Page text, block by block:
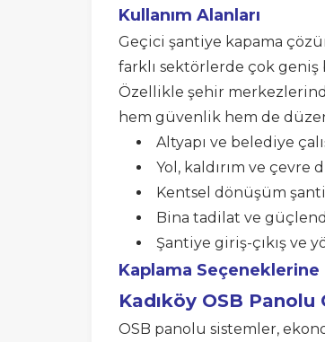
Kullanım Alanları
Geçici şantiye kapama
farklı sektörlerde çok geniş
Özellikle şehir
hem güvenlik hem de
Altyapı ve belediye
Yol, kaldırım ve çevre
Kentsel dönüşüm
Bina tadilat ve
Şantiye giriş-çıkış ve
Kaplama
Kadıköy OSB Panolu
OSB panolu sistemler,